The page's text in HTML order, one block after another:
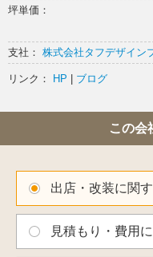
坪単価：
支社： 株式会社タフデザイ
リンク： HP | ブログ
この会
出店・改装に関
見積もり・費用